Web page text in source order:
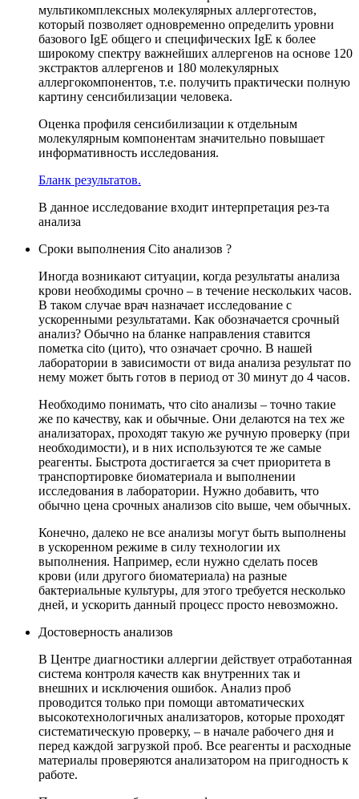
мультикомплексных молекулярных аллерготестов,
который позволяет одновременно определить уровни
базового IgE общего и специфических IgE к более
широкому спектру важнейших аллергенов на основе 120
экстрактов аллергенов и 180 молекулярных
аллергокомпонентов, т.е. получить практически полную
картину сенсибилизации человека.
Оценка профиля сенсибилизации к отдельным
молекулярным компонентам значительно повышает
информативность исследования.
Бланк результатов.
В данное исследование входит интерпретация рез-та
анализа
Сроки выполнения Cito анализов ?
Иногда возникают ситуации, когда результаты анализа
крови необходимы срочно – в течение нескольких часов.
В таком случае врач назначает исследование с
ускоренными результатами. Как обозначается срочный
анализ? Обычно на бланке направления ставится
пометка cito (цито), что означает срочно. В нашей
лаборатории в зависимости от вида анализа результат по
нему может быть готов в период от 30 минут до 4 часов.
Необходимо понимать, что cito анализы – точно такие
же по качеству, как и обычные. Они делаются на тех же
анализаторах, проходят такую же ручную проверку (при
необходимости), и в них используются те же самые
реагенты. Быстрота достигается за счет приоритета в
транспортировке биоматериала и выполнении
исследования в лаборатории. Нужно добавить, что
обычно цена срочных анализов cito выше, чем обычных.
Конечно, далеко не все анализы могут быть выполнены
в ускоренном режиме в силу технологии их
выполнения. Например, если нужно сделать посев
крови (или другого биоматериала) на разные
бактериальные культуры, для этого требуется несколько
дней, и ускорить данный процесс просто невозможно.
Достоверность анализов
В Центре диагностики аллергии действует отработанная
система контроля качеств как внутренних так и
внешних и исключения ошибок. Анализ проб
проводится только при помощи автоматических
высокотехнологичных анализаторов, которые проходят
систематическую проверку, – в начале рабочего дня и
перед каждой загрузкой проб. Все реагенты и расходные
материалы проверяются анализатором на пригодность к
работе.